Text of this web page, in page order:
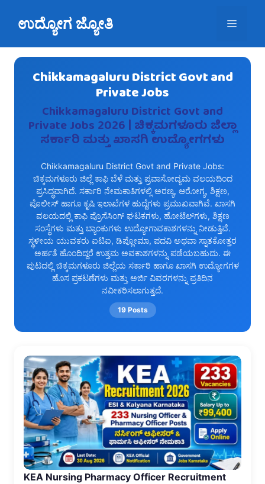
ಉದ್ಯೋಗ ಜ್ಯೋತಿ Menu
Chikkamagaluru District Govt and
Private Jobs
Chikkamagaluru District Govt and
Private Jobs 2026 | ಚಿಕ್ಕಮಗಳೂರು ಜಿಲ್ಲಾ
ಸರ್ಕಾರಿ ಮತ್ತು ಖಾಸಗಿ ಉದ್ಯೋಗಗಳು
Chikkamagaluru District Govt and Private Jobs:
ಚಿಕ್ಕಮಗಳೂರು ಜಿಲ್ಲೆ ಕಾಫಿ ಬೆಳೆ ಮತ್ತು ಪ್ರವಾಸೋದ್ಯಮ ವಲಯದಿಂದ
ಪ್ರಸಿದ್ಧವಾಗಿದೆ. ಸರ್ಕಾರಿ ನೇಮಕಾತಿಗಳಲ್ಲಿ ಅರಣ್ಯ, ಆರೋಗ್ಯ, ಶಿಕ್ಷಣ,
ಪೊಲೀಸ್‌ ಹಾಗೂ ಕೃಷಿ ಇಲಾಖೆಗಳ ಹುದ್ದೆಗಳು ಪ್ರಮುಖವಾಗಿವೆ. ಖಾಸಗಿ
ವಲಯದಲ್ಲಿ ಕಾಫಿ ಪ್ರೊಸೆಸಿಂಗ್‌ ಘಟಕಗಳು, ಹೋಟೆಲ್‌ಗಳು, ಶಿಕ್ಷಣ
ಸಂಸ್ಥೆಗಳು ಮತ್ತು ಬ್ಯಾಂಕುಗಳು ಉದ್ಯೋಗಾವಕಾಶಗಳನ್ನು ನೀಡುತ್ತಿವೆ.
ಸ್ಥಳೀಯ ಯುವಕರು ಐಟಿಐ, ಡಿಪ್ಲೋಮಾ, ಪದವಿ ಅಥವಾ ಸ್ನಾತಕೋತ್ತರ
ಅರ್ಹತೆ ಹೊಂದಿದ್ದರೆ ಉತ್ತಮ ಅವಕಾಶಗಳನ್ನು ಪಡೆಯಬಹುದು. ಈ
ಪುಟದಲ್ಲಿ ಚಿಕ್ಕಮಗಳೂರು ಜಿಲ್ಲೆಯ ಸರ್ಕಾರಿ ಹಾಗೂ ಖಾಸಗಿ ಉದ್ಯೋಗಗಳ
ಹೊಸ ಪ್ರಕಟಣೆಗಳು ಮತ್ತು ಅರ್ಜಿ ವಿವರಗಳನ್ನು ಪ್ರತಿದಿನ
ನವೀಕರಿಸಲಾಗುತ್ತದೆ.
19 Posts
KEA Nursing Pharmacy Officer Recruitment